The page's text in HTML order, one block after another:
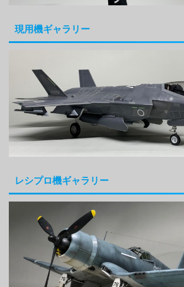
現用機ギャラリー
レシプロ機ギャラリー